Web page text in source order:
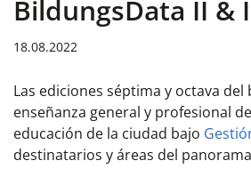
BildungsData II &
18.08.2022
Las ediciones séptima y octava
enseñanza general y profesional
educación de la ciudad bajo
destinatarios y áreas del